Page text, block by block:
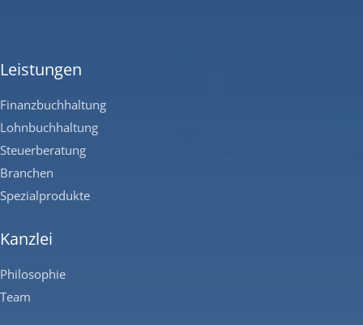
Leistungen
Finanzbuchhaltung
Lohnbuchhaltung
Steuerberatung
Branchen
Spezialprodukte
Kanzlei
Philosophie
Team